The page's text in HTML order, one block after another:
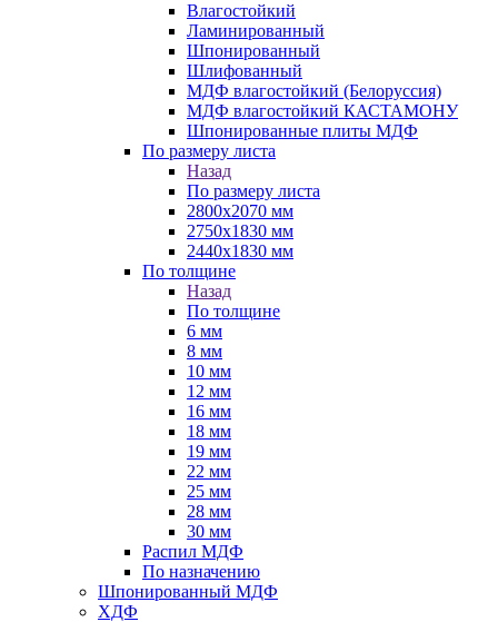
Влагостойкий
Ламинированный
Шпонированный
Шлифованный
МДФ влагостойкий (Белоруссия)
МДФ влагостойкий КАСТАМОНУ
Шпонированные плиты МДФ
По размеру листа
Назад
По размеру листа
2800х2070 мм
2750х1830 мм
2440х1830 мм
По толщине
Назад
По толщине
6 мм
8 мм
10 мм
12 мм
16 мм
18 мм
19 мм
22 мм
25 мм
28 мм
30 мм
Распил МДФ
По назначению
Шпонированный МДФ
ХДФ